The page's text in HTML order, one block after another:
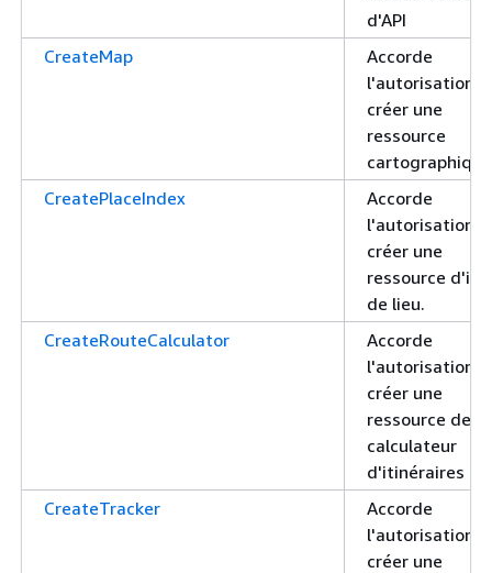
d'API
CreateMap
Accorde
l'autorisation
créer une
ressource
CreatePlaceIndex
Accorde
l'autorisation
créer une
ressource
de lieu.
CreateRouteCalculator
Accorde
l'autorisation
créer une
ressource de
calculateur
d'itinéraires
CreateTracker
Accorde
l'autorisation
créer une